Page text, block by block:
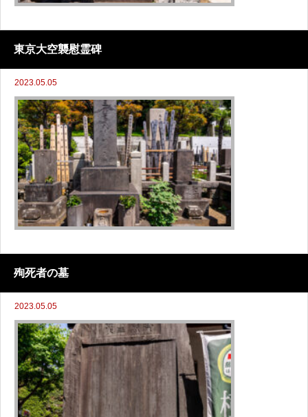
東京大空襲慰霊碑
2023.05.05
殉死者の墓
2023.05.05